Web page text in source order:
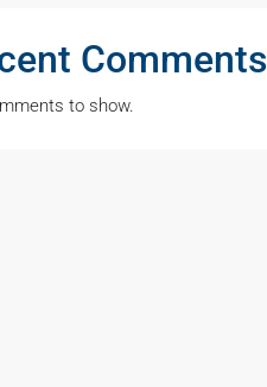
Comments
to show.